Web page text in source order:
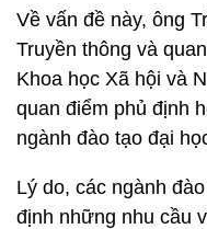
Về vấn đề này, ông
Truyền thông và
Khoa học Xã hội và
quan điểm phủ định
ngành đào tạo đại
Lý do, các ngành
định những nhu cầu